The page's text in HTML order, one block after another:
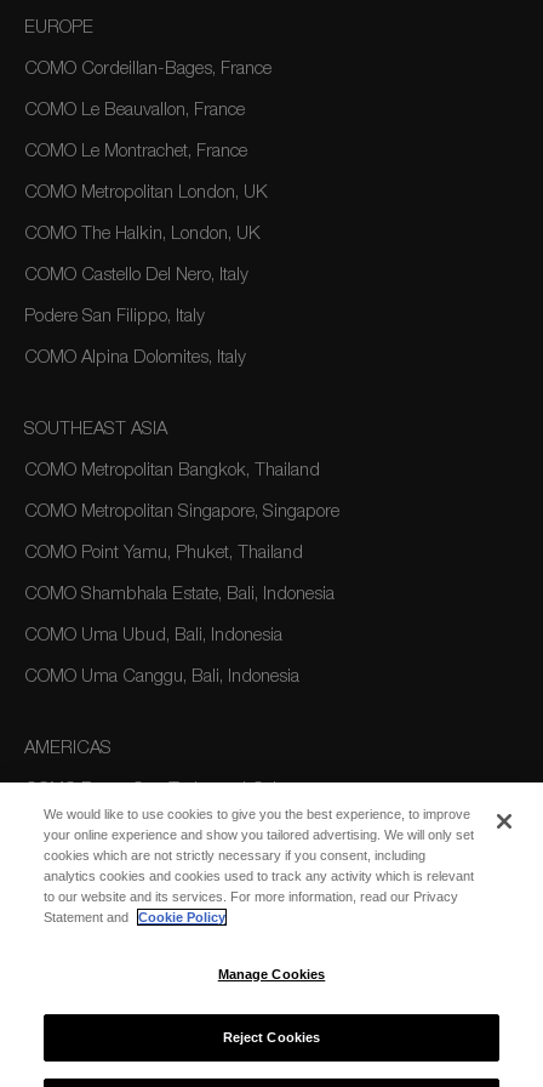
EUROPE
COMO Cordeillan-Bages, France
COMO Le Beauvallon, France
COMO Le Montrachet, France
COMO Metropolitan London, UK
COMO The Halkin, London, UK
COMO Castello Del Nero, Italy
Podere San Filippo, Italy
COMO Alpina Dolomites, Italy
SOUTHEAST ASIA
COMO Metropolitan Bangkok, Thailand
COMO Metropolitan Singapore, Singapore
COMO Point Yamu, Phuket, Thailand
COMO Shambhala Estate, Bali, Indonesia
COMO Uma Ubud, Bali, Indonesia
COMO Uma Canggu, Bali, Indonesia
AMERICAS
AUSTRALIA/OCEANIA
COMO The Treasury, Perth
We would like to use cookies to give you the best experience, to improve
your online experience and show you tailored advertising. We will only set
cookies which are not strictly necessary if you consent, including
analytics cookies and cookies used to track any activity which is relevant
to our website and its services. For more information, read our Privacy
Statement and
Cookie Policy
Manage Cookies
Reject Cookies